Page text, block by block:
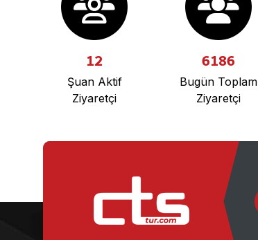
12
Şuan Aktif
Ziyaretçi
6186
Bugün Toplam
Ziyaretçi